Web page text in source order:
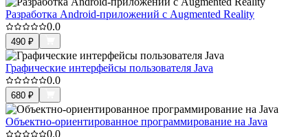
Разработка Android-приложений с Augmented Reality
0.0
490 ₽
Графические интерфейсы пользователя Java
0.0
680 ₽
Объектно-ориентированное программирование на Java
0.0